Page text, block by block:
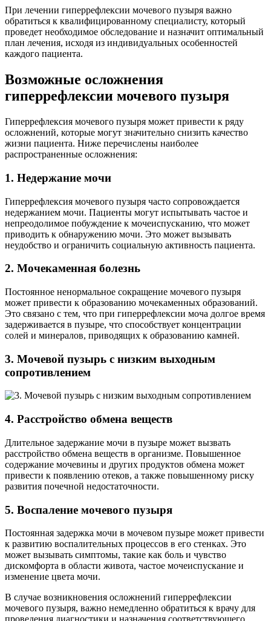
При лечении гиперрефлексии мочевого пузыря важно
обратиться к квалифицированному специалисту, который
проведет необходимое обследование и назначит оптимальный
план лечения, исходя из индивидуальных особенностей
каждого пациента.
Возможные осложнения
гиперрефлексии мочевого пузыря
Гиперрефлексия мочевого пузыря может привести к ряду
осложнений, которые могут значительно снизить качество
жизни пациента. Ниже перечислены наиболее
распространенные осложнения:
1. Недержание мочи
Гиперрефлексия мочевого пузыря часто сопровождается
недержанием мочи. Пациенты могут испытывать частое и
непреодолимое побуждение к мочеиспусканию, что может
приводить к обнаружению мочи. Это может вызывать
неудобство и ограничить социальную активность пациента.
2. Мочекаменная болезнь
Постоянное ненормальное сокращение мочевого пузыря
может привести к образованию мочекаменных образований.
Это связано с тем, что при гиперрефлексии моча долгое время
задерживается в пузыре, что способствует концентрации
солей и минералов, приводящих к образованию камней.
3. Мочевой пузырь с низким выходным
сопротивлением
4. Расстройство обмена веществ
Длительное задержание мочи в пузыре может вызвать
расстройство обмена веществ в организме. Повышенное
содержание мочевины и других продуктов обмена может
привести к появлению отеков, а также повышенному риску
развития почечной недостаточности.
5. Воспаление мочевого пузыря
Постоянная задержка мочи в мочевом пузыре может привести
к развитию воспалительных процессов в его стенках. Это
может вызывать симптомы, такие как боль и чувство
дискомфорта в области живота, частое мочеиспускание и
изменение цвета мочи.
В случае возникновения осложнений гиперрефлексии
мочевого пузыря, важно немедленно обратиться к врачу для